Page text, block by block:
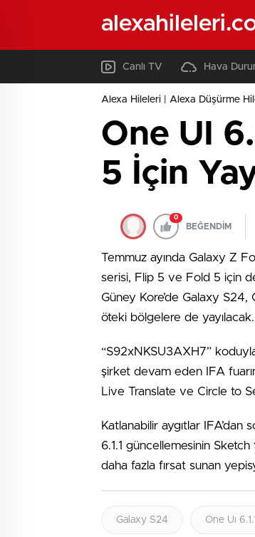
Canlı TV Hava
Alexa Hileleri | Alexa Düşürme
One UI
5 İçin
0
BEĞENDİM
Temmuz ayında Galaxy Z
serisi, Flip 5 ve Fold 5 için
Güney Kore’de Galaxy S24,
öteki bölgelere de yayılacak.
“S92xNKSU3AXH7”
şirket devam eden IFA
Live Translate ve Circle to
Katlanabilir aygıtlar IFA’dan
6.1.1 güncellemesinin
daha fazla fırsat sunan
Galaxy S24 One Uı 6.1.1